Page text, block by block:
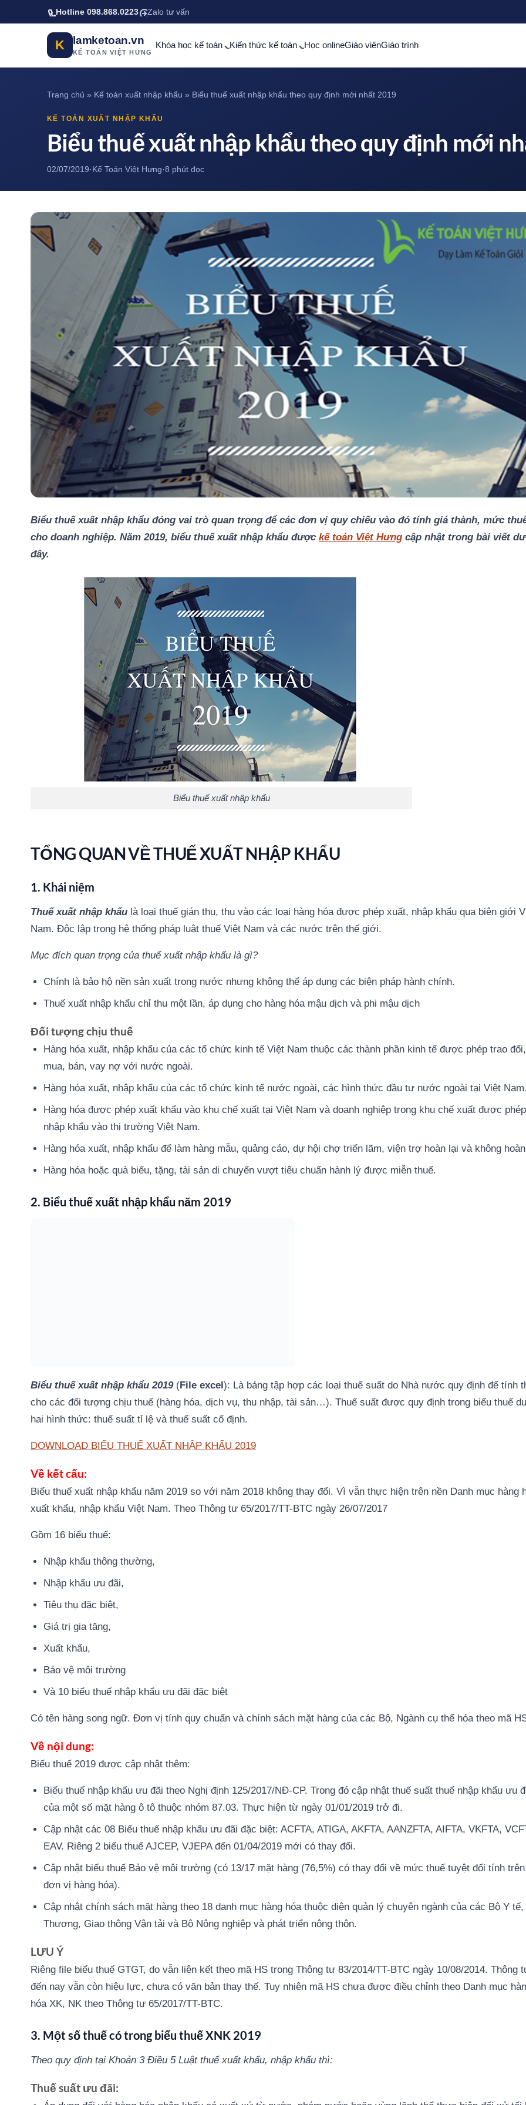
Bỏ qua tới nội dung chính
Hotline 098.868.0223 Zalo tư vấn
K lamketoan.vn
KẾ TOÁN VIỆT HƯNG
Khóa học kế toán Kiến thức kế toán Học onlineGiáo viênGiáo trình
Trang chủ » Kế toán xuất nhập khẩu » Biểu thuế xuất nhập khẩu theo quy định mới nhất 2019
KẾ TOÁN XUẤT NHẬP KHẨU
Biểu thuế xuất nhập khẩu theo quy định mới
02/07/2019·Kế Toán Việt Hưng·8 phút đọc
Biểu thuế xuất nhập khẩu đóng vai trò quan trọng để các đơn vị quy chiếu vào đó tính giá thành, mức
cho doanh nghiệp. Năm 2019, biểu thuế xuất nhập khẩu được kế toán Việt Hưng cập nhật trong bài viết
đây.
Biểu thuế xuất nhập khẩu
TỔNG QUAN VỀ THUẾ XUẤT NHẬP KHẨU
1. Khái niệm
Thuế xuất nhập khẩu là loại thuế gián thu, thu vào các loại hàng hóa được phép xuất, nhập khẩu qua biên giới
Nam. Độc lập trong hệ thống pháp luật thuế Việt Nam và các nước trên thế giới.
Mục đích quan trọng của thuế xuất nhập khẩu là gì?
Chính là bảo hộ nền sản xuất trong nước nhưng không thể áp dụng các biện pháp hành chính.
Thuế xuất nhập khẩu chỉ thu một lần, áp dụng cho hàng hóa mậu dịch và phi mậu dịch
Đối tượng chịu thuế
Hàng hóa xuất, nhập khẩu của các tổ chức kinh tế Việt Nam thuộc các thành phần kinh tế được phép trao đổi,
mua, bán, vay nợ với nước ngoài.
Hàng hóa xuất, nhập khẩu của các tổ chức kinh tế nước ngoài, các hình thức đầu tư nước ngoài tại Việt Nam.
Hàng hóa được phép xuất khẩu vào khu chế xuất tại Việt Nam và doanh nghiệp trong khu chế xuất được phép
nhập khẩu vào thị trường Việt Nam.
Hàng hóa xuất, nhập khẩu để làm hàng mẫu, quảng cáo, dự hội chợ triển lãm, viện trợ hoàn lại và không
Hàng hóa hoặc quà biếu, tặng, tài sản di chuyển vượt tiêu chuẩn hành lý được miễn thuế.
2. Biểu thuế xuất nhập khẩu năm 2019
Biểu thuế xuất nhập khẩu 2019(File excel ): Là bảng tập hợp các loại thuế suất do Nhà nước quy định để tính
cho các đối tượng chịu thuế (hàng hóa, dịch vụ, thu nhập, tài sản…). Thuế suất được quy định trong biểu thuế
hai hình thức: thuế suất tỉ lệ và thuế suất cố định.
DOWNLOAD BIỂU THUẾ XUẤT NHẬP KHẨU 2019
Về kết cấu:
Biểu thuế xuất nhập khẩu năm 2019 so với năm 2018 không thay đổi. Vì vẫn thực hiện trên nền Danh mục hàng
xuất khẩu, nhập khẩu Việt Nam. Theo Thông tư 65/2017/TT-BTC ngày 26/07/2017
Gồm 16 biểu thuế:
Nhập khẩu thông thường,
Nhập khẩu ưu đãi,
Tiêu thụ đặc biệt,
Giá trị gia tăng,
Xuất khẩu,
Bảo vệ môi trường
Và 10 biểu thuế nhập khẩu ưu đãi đặc biệt
Có tên hàng song ngữ. Đơn vị tính quy chuẩn và chính sách mặt hàng của các Bộ, Ngành cụ thể hóa theo mã
Về nội dung:
Biểu thuế 2019 được cập nhật thêm:
Biểu thuế nhập khẩu ưu đãi theo Nghị định 125/2017/NĐ-CP. Trong đó cập nhật thuế suất thuế nhập khẩu ưu
của một số mặt hàng ô tô thuộc nhóm 87.03. Thực hiện từ ngày 01/01/2019 trở đi.
Cập nhật các 08 Biểu thuế nhập khẩu ưu đãi đặc biệt: ACFTA, ATIGA, AKFTA, AANZFTA, AIFTA, VKFTA,
EAV. Riêng 2 biểu thuế AJCEP, VJEPA đến 01/04/2019 mới có thay đổi.
Cập nhật biểu thuế Bảo vệ môi trường (có 13/17 mặt hàng (76,5%) có thay đổi về mức thuế tuyệt đối tính
đơn vị hàng hóa).
Cập nhật chính sách mặt hàng theo 18 danh mục hàng hóa thuộc diện quản lý chuyên ngành của các Bộ Y tế,
Thương, Giao thông Vận tải và Bộ Nông nghiệp và phát triển nông thôn.
LƯU Ý
Riêng file biểu thuế GTGT, do vẫn liên kết theo mã HS trong Thông tư 83/2014/TT-BTC ngày 10/08/2014. Thông
đến nay vẫn còn hiệu lực, chưa có văn bản thay thế. Tuy nhiên mã HS chưa được điều chỉnh theo Danh mục
hóa XK, NK theo Thông tư 65/2017/TT-BTC.
3. Một số thuế có trong biểu thuế XNK 2019
Theo quy định tại Khoản 3 Điều 5 Luật thuế xuất khẩu, nhập khẩu thì:
Thuế suất ưu đãi: